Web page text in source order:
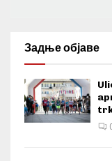
Задње објаве